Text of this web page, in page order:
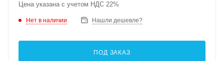
Цена указана с учетом НДС 22%
Нет в наличии Нашли дешевле?
ПОД ЗАКАЗ